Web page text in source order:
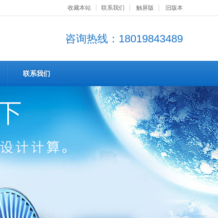
收藏本站 联系我们 触屏版 旧版本
咨询热线：18019843489
联系我们